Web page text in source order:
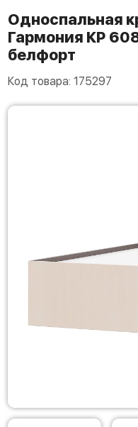
Односпальная кровать 90х200
Гармония КР
белфорт
Код товара: 175297